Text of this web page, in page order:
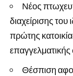
Νέος
διαχείρισης
πρώτης
επαγγελματικής
Θέσπιση